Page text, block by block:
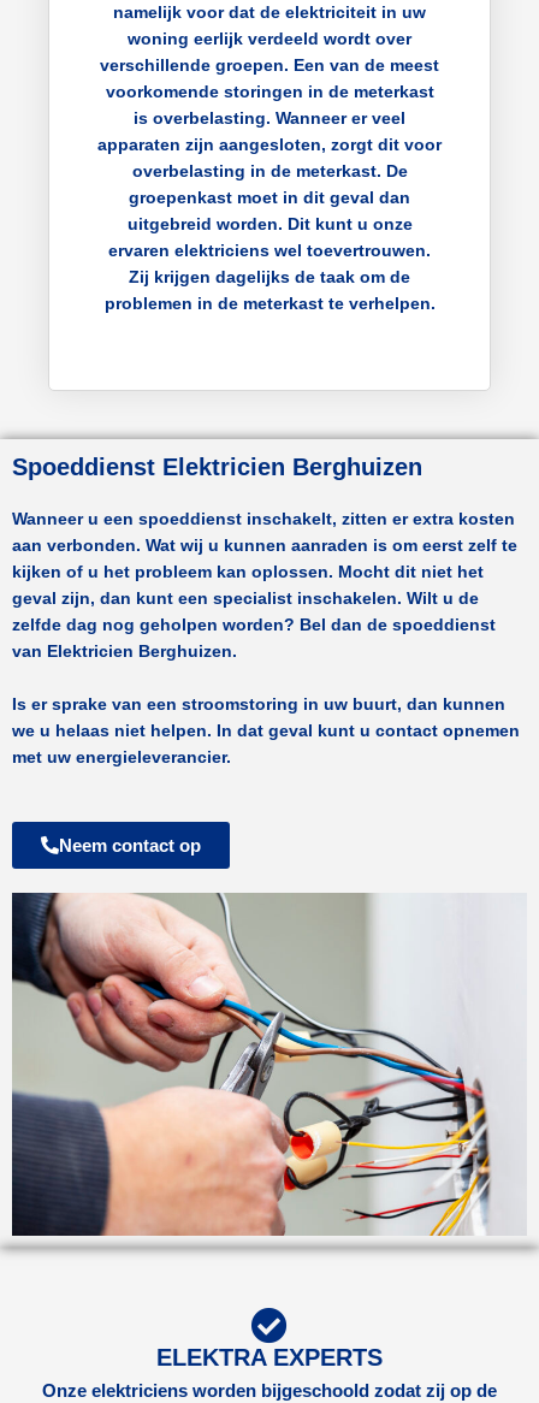
namelijk voor dat de elektriciteit in uw
woning eerlijk verdeeld wordt over
verschillende groepen. Een van de meest
voorkomende storingen in de meterkast
is overbelasting. Wanneer er veel
apparaten zijn aangesloten, zorgt dit voor
overbelasting in de meterkast. De
groepenkast moet in dit geval dan
uitgebreid worden. Dit kunt u onze
ervaren elektriciens wel toevertrouwen.
Zij krijgen dagelijks de taak om de
problemen in de meterkast te verhelpen.
Spoeddienst Elektricien Berghuizen
Wanneer u een spoeddienst inschakelt, zitten er extra kosten
aan verbonden. Wat wij u kunnen aanraden is om eerst zelf te
kijken of u het probleem kan oplossen. Mocht dit niet het
geval zijn, dan kunt een specialist inschakelen. Wilt u de
zelfde dag nog geholpen worden? Bel dan de spoeddienst
van Elektricien Berghuizen.
Is er sprake van een stroomstoring in uw buurt, dan kunnen
we u helaas niet helpen. In dat geval kunt u contact opnemen
met uw energieleverancier.
Neem contact op
ELEKTRA EXPERTS
Onze elektriciens worden bijgeschoold zodat zij op de